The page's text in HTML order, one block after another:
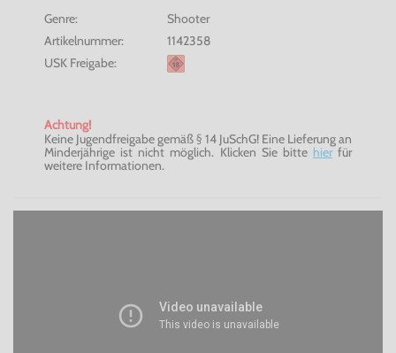
Genre:
Shooter
Artikelnummer:
1142358
USK Freigabe:
Achtung!
Keine Jugendfreigabe gemäß § 14 JuSchG! Eine Lieferung an
Minderjährige ist nicht möglich. Klicken Sie bitte hierfür
weitere Informationen.